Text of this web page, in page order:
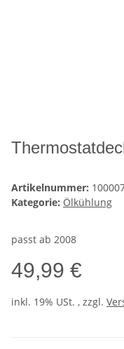
Artikelnummer:
Kategorie: Ölkühlung
passt ab 2008
49,99 €
inkl. 19% USt. , zzgl.